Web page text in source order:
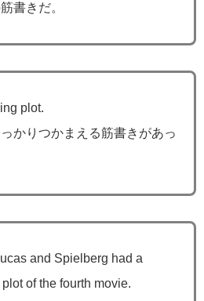
書きだ。
plot.
かりつかまえる筋書きがあっ
and Spielberg had a
of the fourth movie.